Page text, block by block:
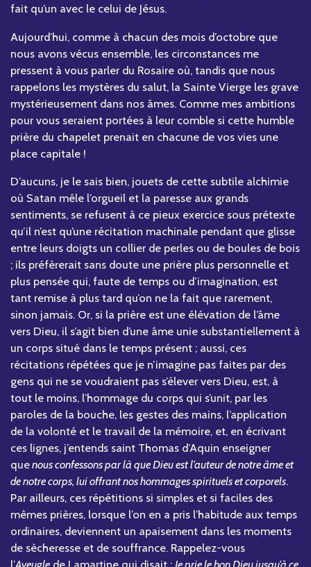
fait qu’un avec le celui de Jésus.
Aujourd’hui, comme à chacun des mois d’octobre que
nous avons vécus ensemble, les circonstances me
pressent à vous parler du Rosaire où, tandis que nous
rappelons les mystères du salut, la Sainte Vierge les grave
mystérieusement dans nos âmes. Comme mes ambitions
pour vous seraient portées à leur comble si cette humble
prière du chapelet prenait en chacune de vos vies une
place capitale !
D’aucuns, je le sais bien, jouets de cette subtile alchimie
où Satan mêle l’orgueil et la paresse aux grands
sentiments, se refusent à ce pieux exercice sous prétexte
qu’il n’est qu’une récitation machinale pendant que glisse
entre leurs doigts un collier de perles ou de boules de bois
; ils préfèrerait sans doute une prière plus personnelle et
plus pensée qui, faute de temps ou d’imagination, est
tant remise à plus tard qu’on ne la fait que rarement,
sinon jamais. Or, si la prière est une élévation de l’âme
vers Dieu, il s’agit bien d’une âme unie substantiellement à
un corps situé dans le temps présent ; aussi, ces
récitations répétées que je n’imagine pas faites par des
gens qui ne se voudraient pas s’élever vers Dieu, est, à
tout le moins, l’hommage du corps qui s’unit, par les
paroles de la bouche, les gestes des mains, l’application
de la volonté et le travail de la mémoire, et, en écrivant
ces lignes, j’entends saint Thomas d’Aquin enseigner
quenous confessons par là que Dieu est l’auteur de notre âme et
de notre corps, lui offrant nos hommages spirituels et corporels.
Par ailleurs, ces répétitions si simples et si faciles des
mêmes prières, lorsque l’on en a pris l’habitude aux temps
ordinaires, deviennent un apaisement dans les moments
de sècheresse et de souffrance. Rappelez-vous